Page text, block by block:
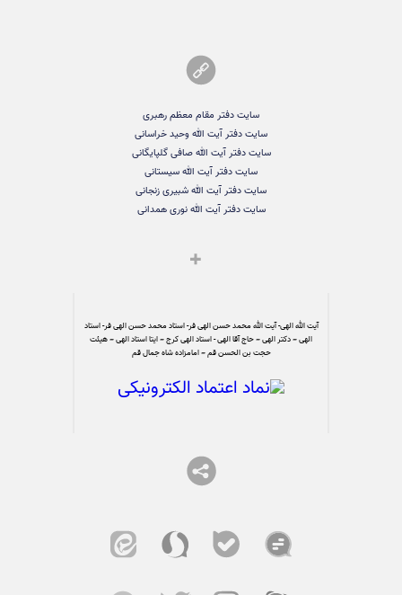
سایت دفتر مقام معظم رهبری
سایت دفتر آیت الله وحید خراسانی
سایت دفتر آیت الله صافی گلپایگانی
سایت دفتر آیت الله سیستانی
سایت دفتر آیت الله شبیری زنجانی
سایت دفتر آیت الله نوری همدانی
آیت الله الهی- آیت الله محمد حسن الهی فر- استاد محمد حسن الهی فر- استاد
الهی – دکتر الهی – حاج آقا الهی - استاد الهی کرج – ایتا استاد الهی – هیئت
حجت بن الحسن قم – امامزاده شاه جمال قم